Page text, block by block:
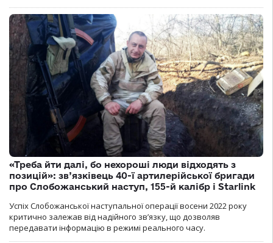
«Треба йти далі, бо нехороші люди відходять з
позицій»: зв’язківець 40-ї артилерійської бригади
про Слобожанський наступ, 155-й калібр і Starlink
Успіх Слобожанської наступальної операції восени 2022 року
критично залежав від надійного зв’язку, що дозволяв
передавати інформацію в режимі реального часу.